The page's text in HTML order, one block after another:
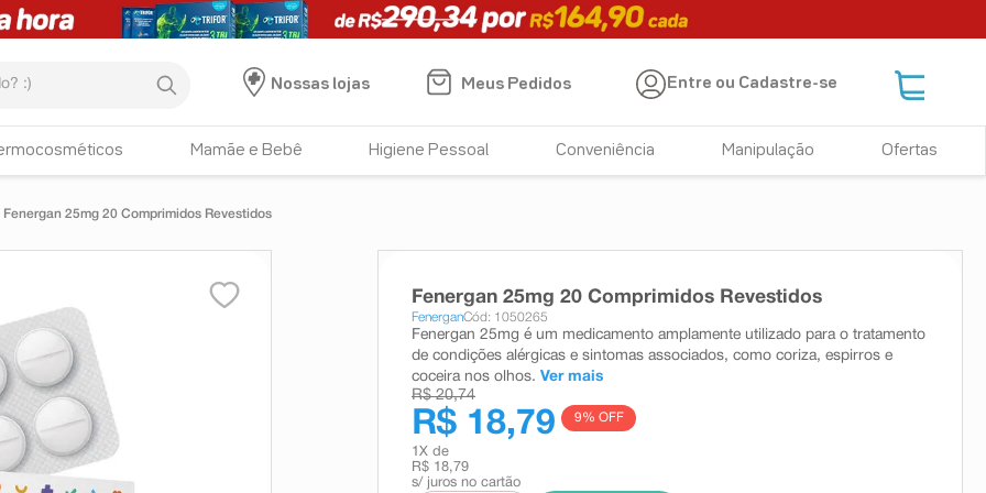
Nossas lojas
Meus Pedidos Entre ou Cadastre-se
Mamãe e Bebê Higiene Pessoal Conveniência Manipulação Ofertas
Fenergan 25mg 20 Comprimidos Revestidos
Fenergan 25mg 20 Comprimidos Revestidos
FenerganCód: 1050265
Fenergan 25mg é um medicamento amplamente utilizado para o tratamento
de condições alérgicas e sintomas associados, como coriza, espirros e
coceira nos olhos. Ver mais
R$ 20,74
R$ 18,79 9% OFF
1 X de
R$ 18,79
s/ juros no cartão